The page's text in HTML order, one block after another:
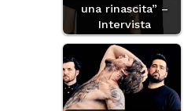
una rinascita” –
Intervista